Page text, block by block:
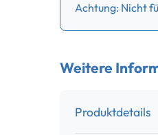
Achtung: Nicht
Weitere
Produktdetails